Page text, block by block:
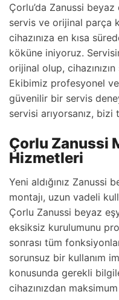
Çorlu’da Zanussi beyaz
servis ve orijinal parça
cihazınıza en kısa
köküne iniyoruz.
orijinal olup, cihazınızın
Ekibimiz profesyonel
güvenilir bir servis
servisi arıyorsanız,
Çorlu Zanussi
Hizmetleri
Yeni aldığınız Zanussi
montajı, uzun vadeli
Çorlu Zanussi beyaz
eksiksiz kurulumunu
sonrası tüm
sorunsuz bir kullanım
konusunda gerekli
cihazınızdan